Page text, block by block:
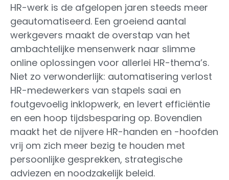
HR-werk is de afgelopen jaren steeds meer
geautomatiseerd. Een groeiend aantal
werkgevers maakt de overstap van het
ambachtelijke mensenwerk naar slimme
online oplossingen voor allerlei HR-thema’s.
Niet zo verwonderlijk: automatisering verlost
HR-medewerkers van stapels saai en
foutgevoelig inklopwerk, en levert efficiëntie
en een hoop tijdsbesparing op. Bovendien
maakt het de nijvere HR-handen en -hoofden
vrij om zich meer bezig te houden met
persoonlijke gesprekken, strategische
adviezen en noodzakelijk beleid.